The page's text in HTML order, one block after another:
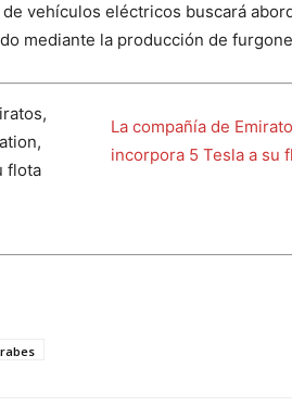
vehículos eléctricos buscará
mediante la producción de
La compañía de
incorpora 5 Tesla a su